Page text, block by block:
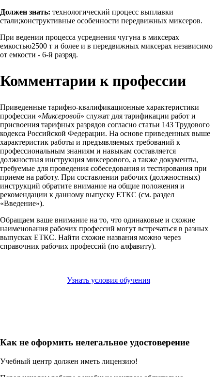
Должен знать: технологический процесс выплавки
стали;конструктивные особенности передвижных миксеров.
При ведении процесса усреднения чугуна в миксерах
емкостью2500 т и более и в передвижных миксерах независимо
от емкости - 6-й разряд.
Комментарии к профессии
Приведенные тарифно-квалификационные характеристики
профессии «Миксеровой» служат для тарификации работ и
присвоения тарифных разрядов согласно статьи 143 Трудового
кодекса Российской Федерации. На основе приведенных выше
характеристик работы и предъявляемых требований к
профессиональным знаниям и навыкам составляется
должностная инструкция миксерового, а также документы,
требуемые для проведения собеседования и тестирования при
приеме на работу. При составлении рабочих (должностных)
инструкций обратите внимание на общие положения и
рекомендации к данному выпуску ЕТКС (см. раздел
«Введение»).
Обращаем ваше внимание на то, что одинаковые и схожие
наименования рабочих профессий могут встречаться в разных
выпусках ЕТКС. Найти схожие названия можно через
справочник рабочих профессий (по алфавиту).
Узнать условия обучения
Как не оформить нелегальное удостоверение
Учебный центр должен иметь лицензию!